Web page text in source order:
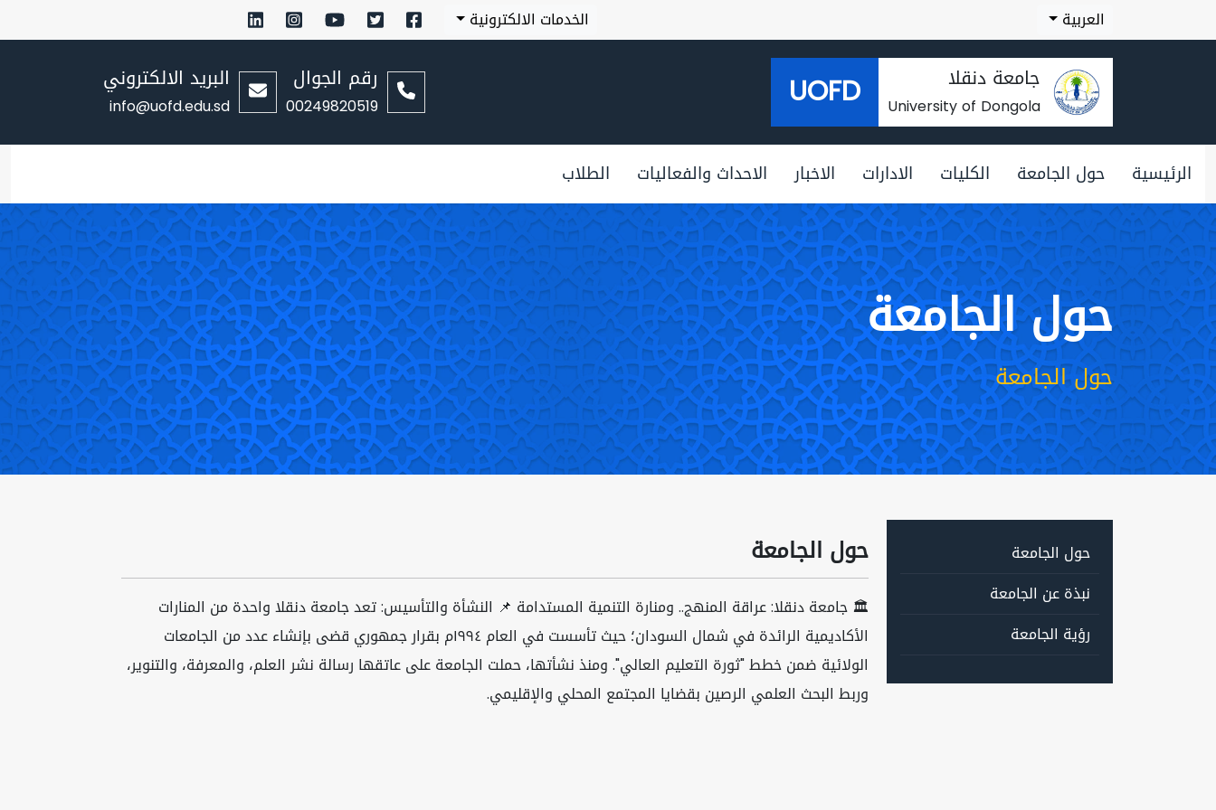
العربية الخدمات الالكترونية
جامعة دنقلا
University of Dongola
UOFD رقم الجوال
00249820519
البريد الالكتروني
info@uofd.edu.sd
الرئيسية حول الجامعة الكليات الادارات الاخبار الاحداث والفعاليات الطلاب
حول الجامعة
حول الجامعة
حول الجامعة
نبذة عن الجامعة
رؤية الجامعة
حول الجامعة
🏛️ جامعة دنقلا: عراقة المنهج.. ومنارة التنمية المستدامة 📌 النشأة والتأسيس: تعد جامعة دنقلا واحدة من المنارات
الأكاديمية الرائدة في شمال السودان؛ حيث تأسست في العام ١٩٩٤م بقرار جمهوري قضى بإنشاء عدد من الجامعات
الولائية ضمن خطط "ثورة التعليم العالي". ومنذ نشأتها، حملت الجامعة على عاتقها رسالة نشر العلم، والمعرفة، والتنوير،
وربط البحث العلمي الرصين بقضايا المجتمع المحلي والإقليمي.